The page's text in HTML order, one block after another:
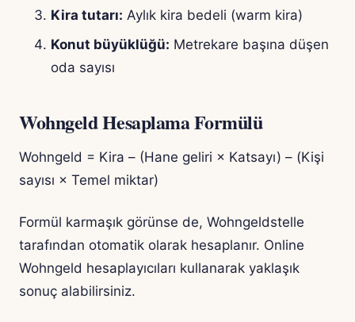
Kira tutarı: Aylık kira bedeli (warm kira)
Konut büyüklüğü: Metrekare başına düşen
oda sayısı
Wohngeld Hesaplama Formülü
Wohngeld = Kira – (Hane geliri × Katsayı) – (Kişi
sayısı × Temel miktar)
Formül karmaşık görünse de, Wohngeldstelle
tarafından otomatik olarak hesaplanır. Online
Wohngeld hesaplayıcıları kullanarak yaklaşık
sonuç alabilirsiniz.